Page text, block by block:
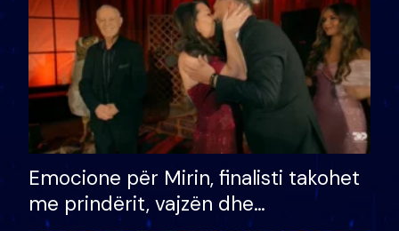
Emocione për Mirin, finalisti takohet
me prindërit, vajzën dhe